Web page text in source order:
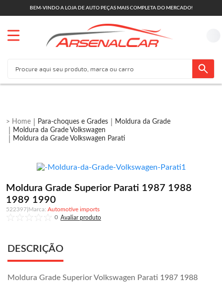
BEM-VINDO A LOJA DE AUTO PEÇAS MAIS COMPLETA DO MERCADO!
Para-choques e Grades
Moldura da Grade
Moldura da Grade Volkswagen
Moldura da Grade Volkswagen Parati
Moldura Grade Superior Parati 1987 1988
1989 1990
522397
Automotive imports
0
DESCRIÇÃO
Moldura Grade Superior Volkswagen Parati 1987 1988